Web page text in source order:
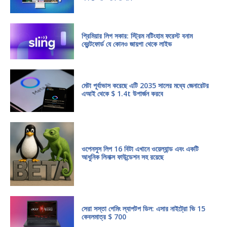
প্রিমিয়ার লিগ সকার: স্ট্রিম নটিংহাম ফরেস্ট বনাম
ব্রেন্টফোর্ড যে কোনও জায়গা থেকে লাইভ
মেটা পূর্বাভাস করেছে এটি 2035 সালের মধ্যে জেনারেটর
এআই থেকে $ 1.4t উপার্জন করবে
ওপেনসুস লিপ 16 বিটা এখানে ওয়েল্যান্ড এবং একটি
আধুনিক লিনাক্স ফাউন্ডেশন সহ রয়েছে
সেরা সস্তা গেমিং ল্যাপটপ ডিল: এসার নাইট্রো ভি 15
কেবলমাত্র $ 700